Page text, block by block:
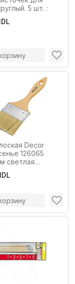
5 шт. :
Decor
126065
светлая
ручка